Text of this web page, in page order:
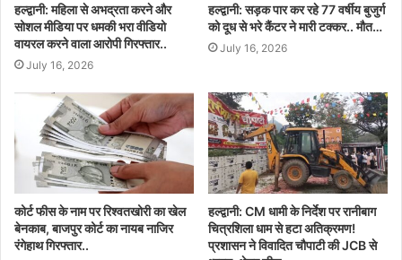
हल्द्वानी: महिला से अभद्रता करने और
सोशल मीडिया पर धमकी भरा वीडियो
वायरल करने वाला आरोपी गिरफ्तार..
July 16, 2026
हल्द्वानी: सड़क पार कर रहे 77 वर्षीय बुजुर्ग
को दूध से भरे कैंटर ने मारी टक्कर.. मौत…
July 16, 2026
कोर्ट फीस के नाम पर रिश्वतखोरी का खेल
बेनकाब, बाजपुर कोर्ट का नायब नाजिर
रंगेहाथ गिरफ्तार..
हल्द्वानी: CM धामी के निर्देश पर रानीबाग
चित्रशिला धाम से हटा अतिक्रमण!
प्रशासन ने विवादित चौपाटी की JCB से